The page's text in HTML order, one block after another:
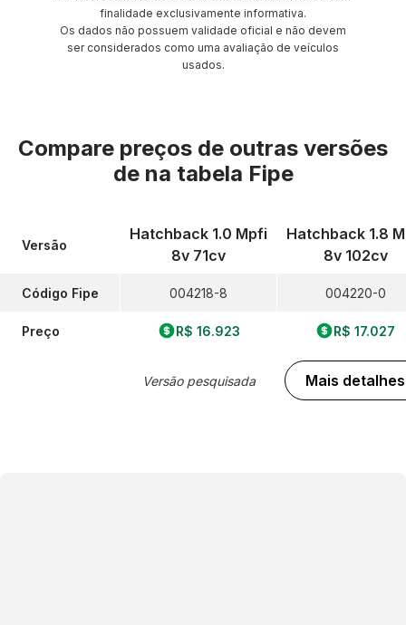
finalidade exclusivamente informativa.
Os dados não possuem validade oficial e não devem
ser considerados como uma avaliação de veículos
usados.
Compare preços de outras versões
de na tabela Fipe
Versão
Código Fipe
Preço
Hatchback 1.0 Mpfi
8v 71cv
004218-8
R$ 16.923
Versão pesquisada
Hatchback 1.8
8v 102cv
004220-0
R$ 17.027
Mais detalhes